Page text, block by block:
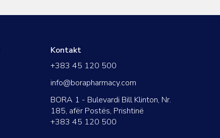
Kontakt
+383 45 120 500
info@borapharmacy.com
BORA 1 - Bulevardi Bill Klinton, Nr.
185, afër Postës, Prishtinë
+383 45 120 500